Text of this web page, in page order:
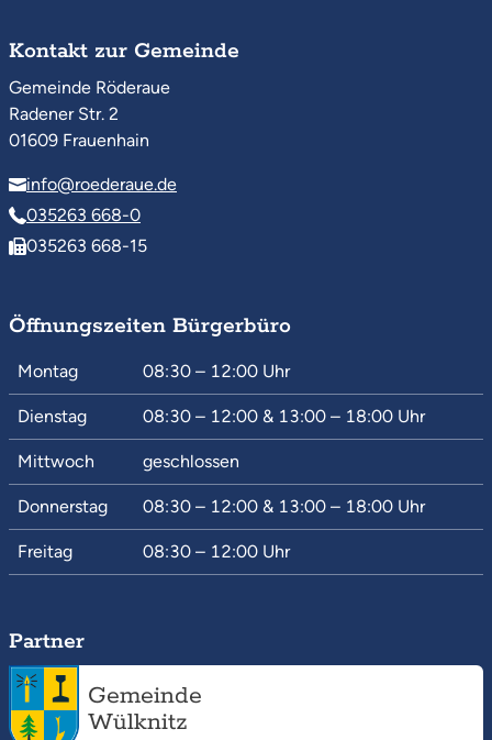
Kontakt zur Gemeinde
Gemeinde Röderaue
Radener Str. 2
01609 Frauenhain
info@roederaue.de
035263 668-0
035263 668-15
Öffnungszeiten Bürgerbüro
Montag 08:30 – 12:00 Uhr
Dienstag 08:30 – 12:00 & 13:00 – 18:00 Uhr
Mittwoch geschlossen
Donnerstag 08:30 – 12:00 & 13:00 – 18:00 Uhr
Freitag 08:30 – 12:00 Uhr
Partner
Gemeinde
Wülknitz